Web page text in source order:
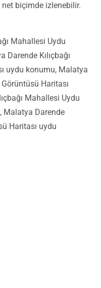
net biçimde izlenebilir.
Mahallesi Uydu
Darende Kılıçbağı
uydu konumu, Malatya
Haritası
Mahallesi Uydu
Malatya Darende
Haritası uydu